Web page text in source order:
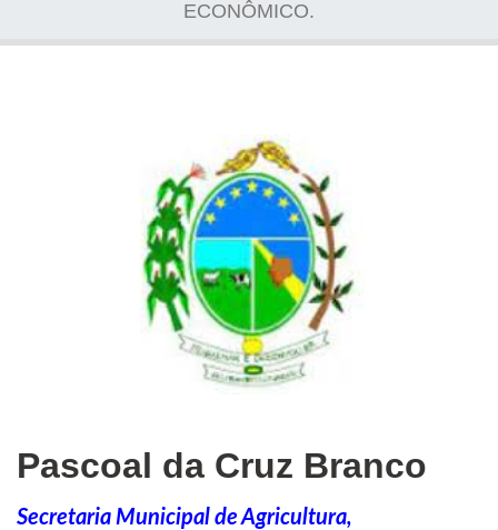
ECONÔMICO.
Pascoal da Cruz Branco
Secretaria Municipal de Agricultura,